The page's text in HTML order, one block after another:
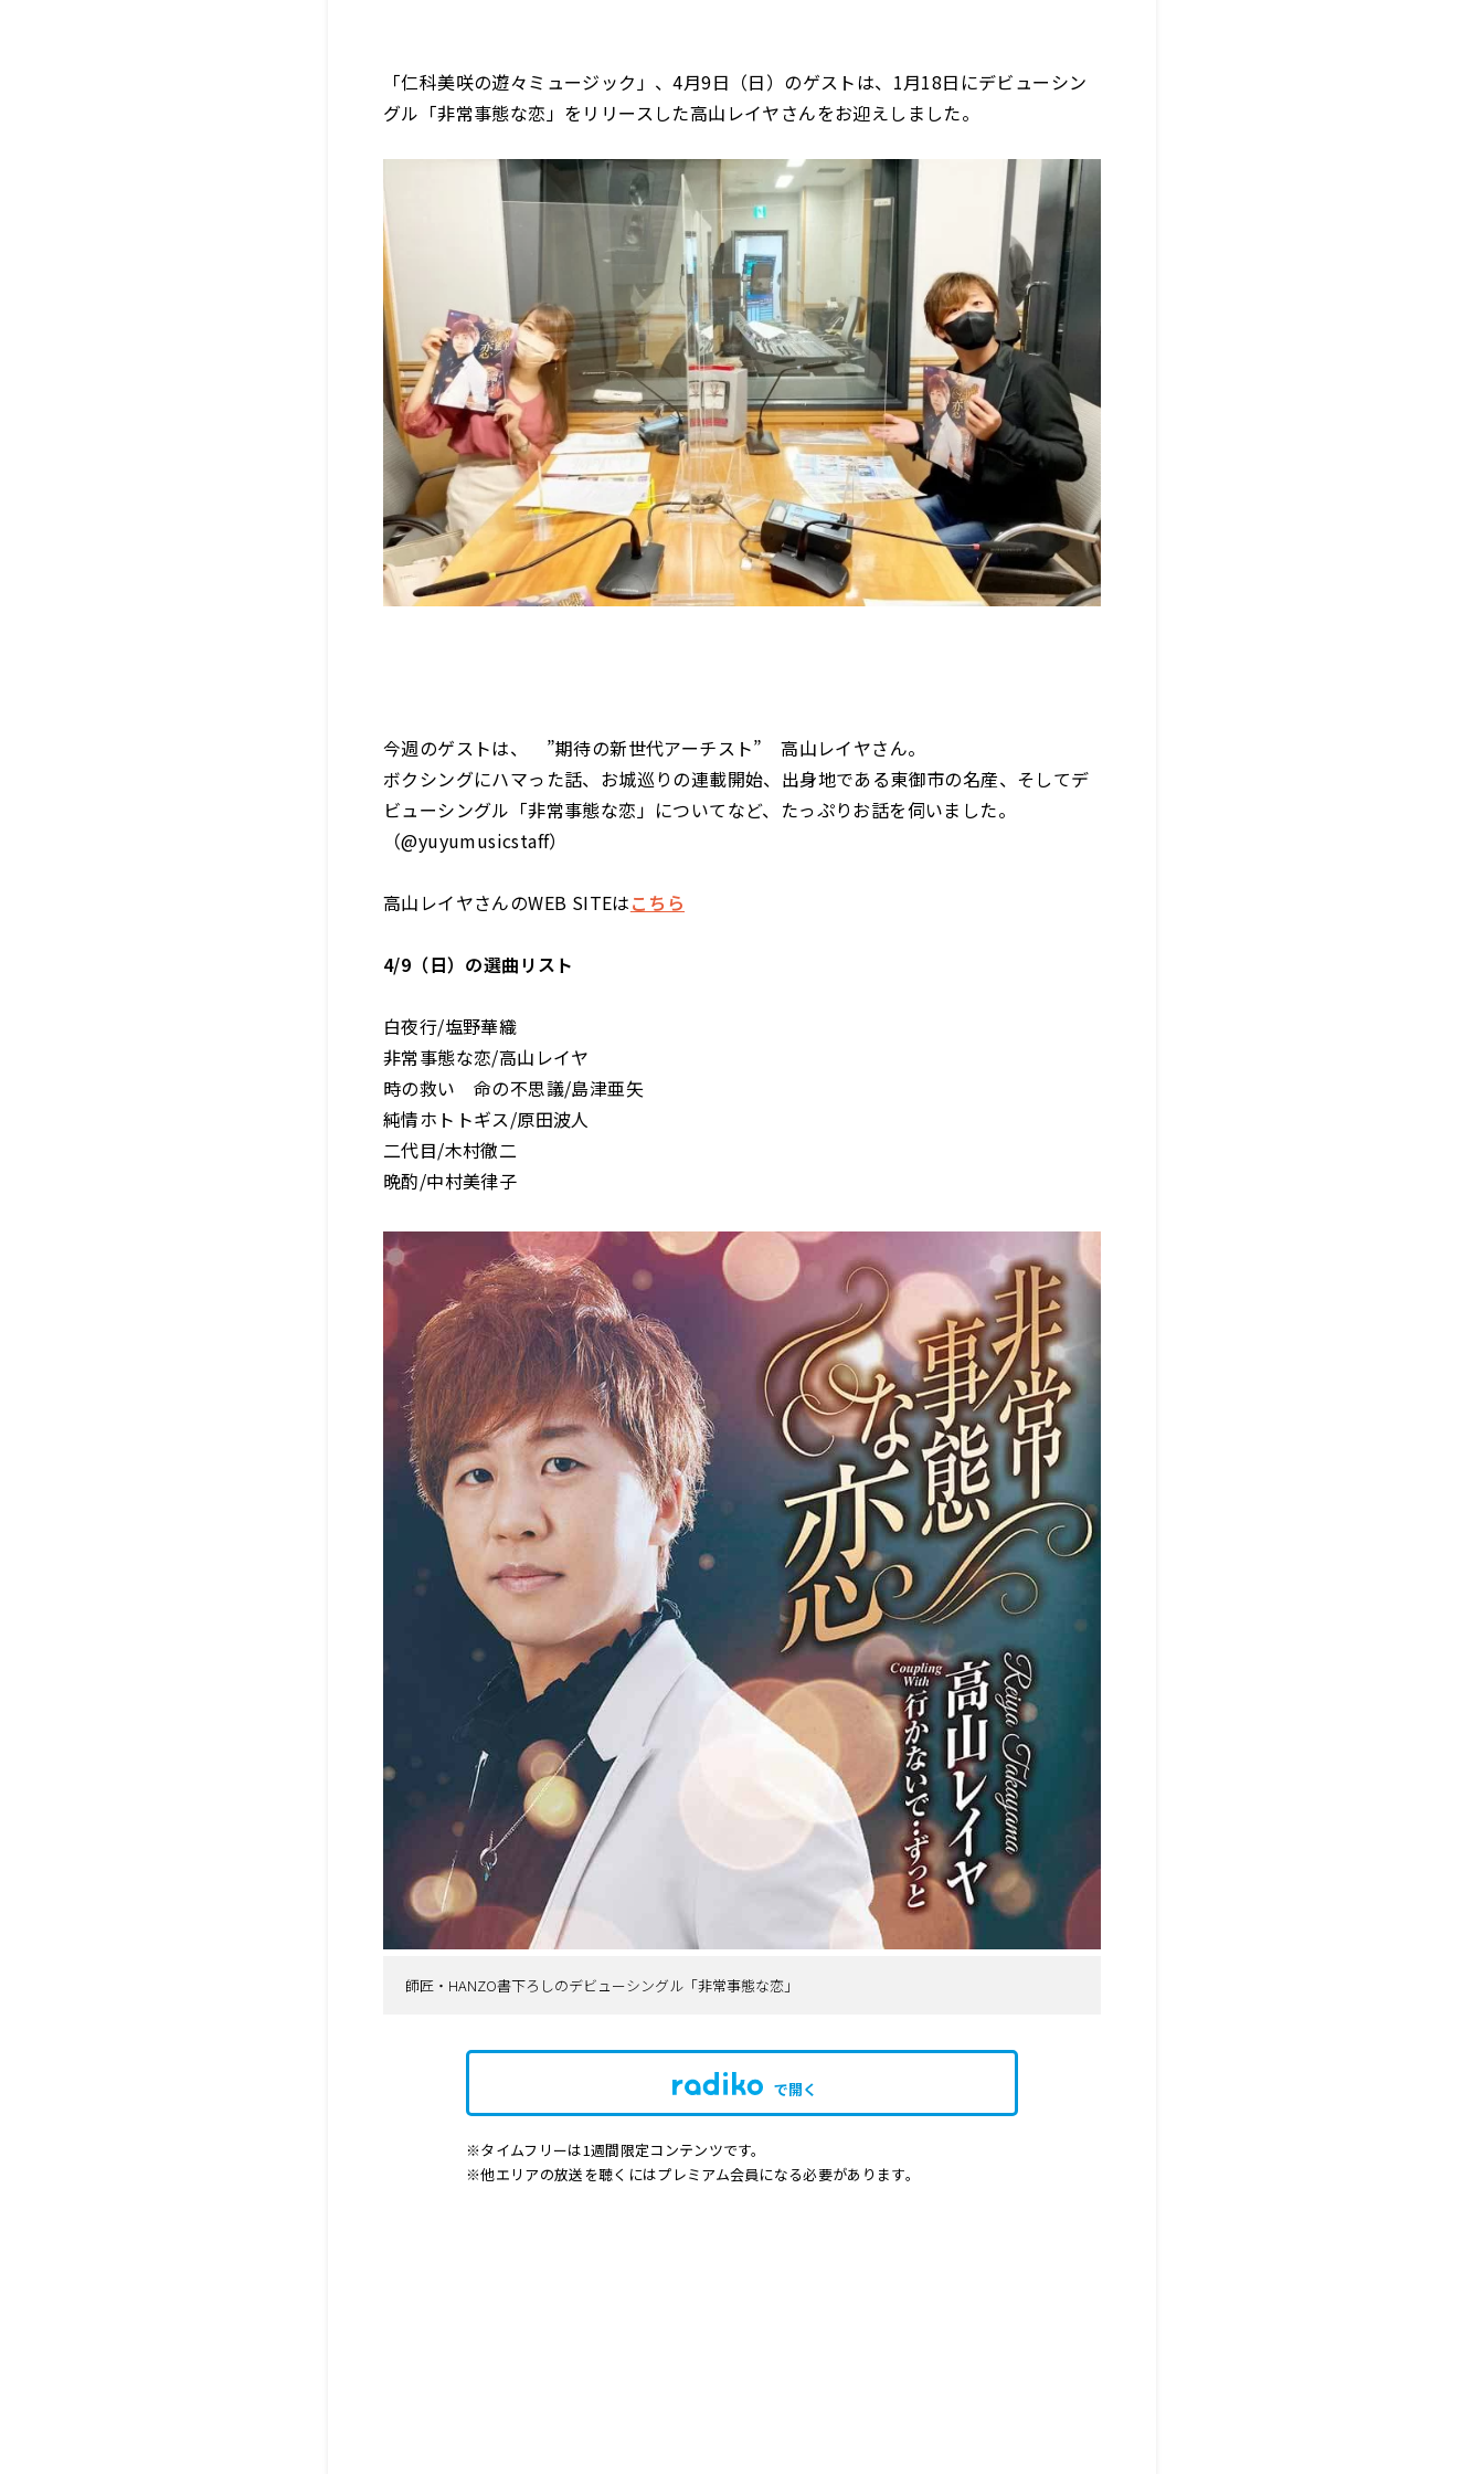
「仁科美咲の遊々ミュージック」、4月9日（日）のゲストは、1月18日にデビューシン
グル「非常事態な恋」をリリースした高山レイヤさんをお迎えしました。
今週のゲストは、 ”期待の新世代アーチスト” 高山レイヤさん。
ボクシングにハマった話、お城巡りの連載開始、出身地である東御市の名産、そしてデ
ビューシングル「非常事態な恋」についてなど、たっぷりお話を伺いました。
（@yuyumusicstaff）
高山レイヤさんのWEB SITEはこちら
4/9（日）の選曲リスト
白夜行/塩野華織
非常事態な恋/高山レイヤ
時の救い 命の不思議/島津亜矢
純情ホトトギス/原田波人
二代目/木村徹二
晩酌/中村美律子
師匠・HANZO書下ろしのデビューシングル「非常事態な恋」
で開く
※タイムフリーは1週間限定コンテンツです。
※他エリアの放送を聴くにはプレミアム会員になる必要があります。